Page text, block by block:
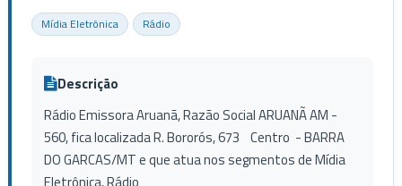
Mídia Eletrônica Rádio
Descrição
Rádio Emissora Aruanã, Razão Social ARUANÃ AM -
560, fica localizada R. Bororós, 673 Centro - BARRA
DO GARCAS/MT e que atua nos segmentos de Mídia